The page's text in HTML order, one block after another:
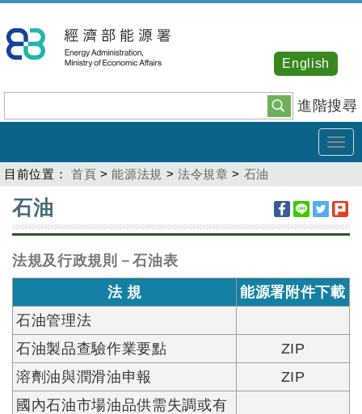
到
主
內
容
進階搜尋
English
目前位置： 首頁 >能源法規 >法令規章 > 石油
:::
石油
法規及行政規則－石油表
法 規
能源署附件下載
石油管理法
石油製品查驗作業要點
ZIP
溶劑油與潤滑油申報
ZIP
國內石油市場油品供需失調或有